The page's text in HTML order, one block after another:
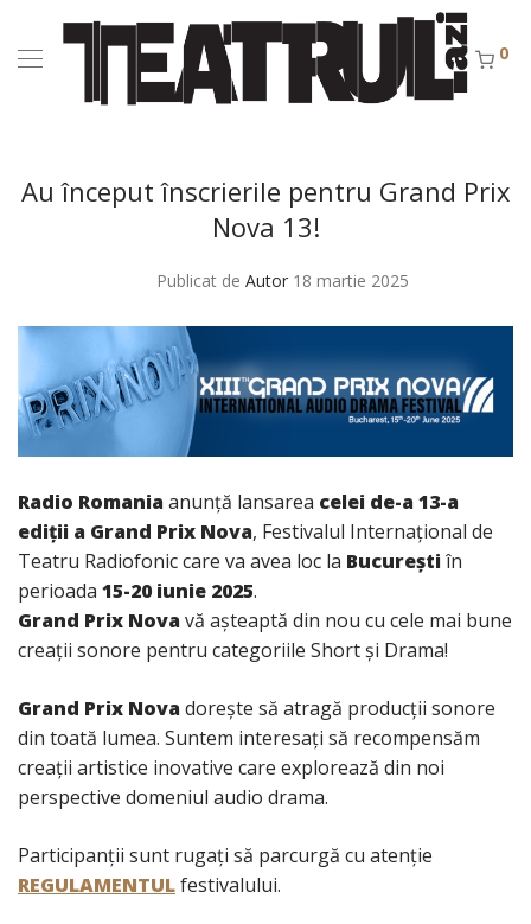
0
Au început înscrierile pentru Grand Prix
Nova 13!
Publicat de Autor 18 martie 2025
Radio Romaniaanunţă lansarea celei de-a 13-a
ediţii a Grand Prix Nova, Festivalul Internaţional de
Teatru Radiofonic care va avea loc la Bucureştiîn
perioada 15-20 iunie 2025.
Grand Prix Novavă aşteaptă din nou cu cele mai bune
creaţii sonore pentru categoriile Short şi Drama!
Grand Prix Novadoreşte să atragă producţii sonore
din toată lumea. Suntem interesaţi să recompensăm
creaţii artistice inovative care explorează din noi
perspective domeniul audio drama.
Participanţii sunt rugaţi să parcurgă cu atenţie
REGULAMENTULfestivalului.